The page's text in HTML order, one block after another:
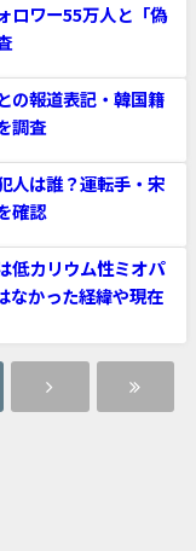
ロワー55万人と「偽
の報道表記・韓国籍
調査
人は誰？運転手・宋
確認
低カリウム性ミオパ
なかった経緯や現在